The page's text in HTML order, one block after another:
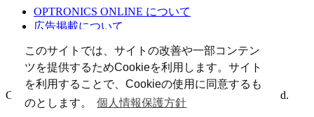
このサイトでは、サイトの改善や一部コンテン
ツを提供するためCookieを利用します。サイト
を利用することで、Cookieの使用に同意するも
のとします。
個人情報保護方針
OPTRONICS ONLINE について
広告掲載について
個人情報
光関連リンク集
Copyright (C) 2025 The Optronics Co., Ltd. All rights reserved.